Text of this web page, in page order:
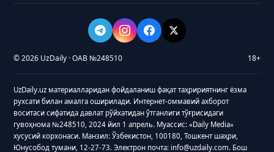
© 2026 UzDaily · ОАВ №248510 18+
UzDaily.uz материалларидан фойдаланиш фақат таҳририятнинг ёзма
рухсати билан амалга оширилади. Интернет-оммавий ахборот
воситаси сифатида давлат рўйхатидан ўтганлиги тўғрисидаги
гувоҳнома №248510, 2024 йил 1 апрель. Муассис: «Daily Media»
хусусий корхонаси. Манзил: Ўзбекистон, 100180, Тошкент шаҳри,
Юнусобод тумани, 12-27-73. Электрон почта: info@uzdaily.com. Бош